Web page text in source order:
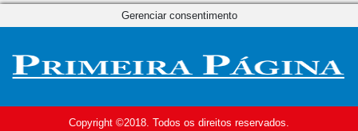
Copyright ©2018. Todos os direitos reservados.
Gerenciar consentimento